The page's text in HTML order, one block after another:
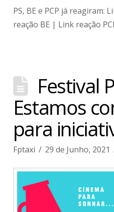
PS, BE e PCP já reagiram:
reação BE | Link reação
Festival
Estamos
para
Fptaxi 29 de Junho, 2021